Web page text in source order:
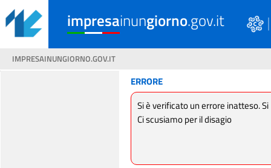
impresainungiorno.gov.it
IMPRESAINUNGIORNO.GOV.IT
ERRORE
Si è verificato un errore inatteso.
Ci scusiamo per il disagio